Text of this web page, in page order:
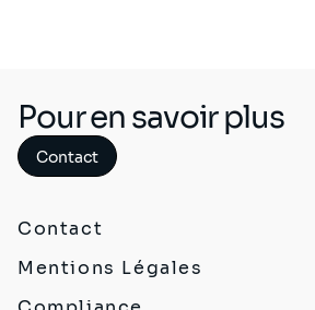
Pour en savoir plus
Contact
Contact
Mentions Légales